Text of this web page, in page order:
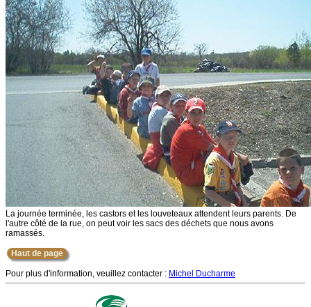
La journée terminée, les castors et les louveteaux attendent leurs parents. De
l'autre côté de la rue, on peut voir les sacs des déchets que nous avons
ramassés.
Haut de page
Pour plus d'information, veuillez contacter : Michel Ducharme